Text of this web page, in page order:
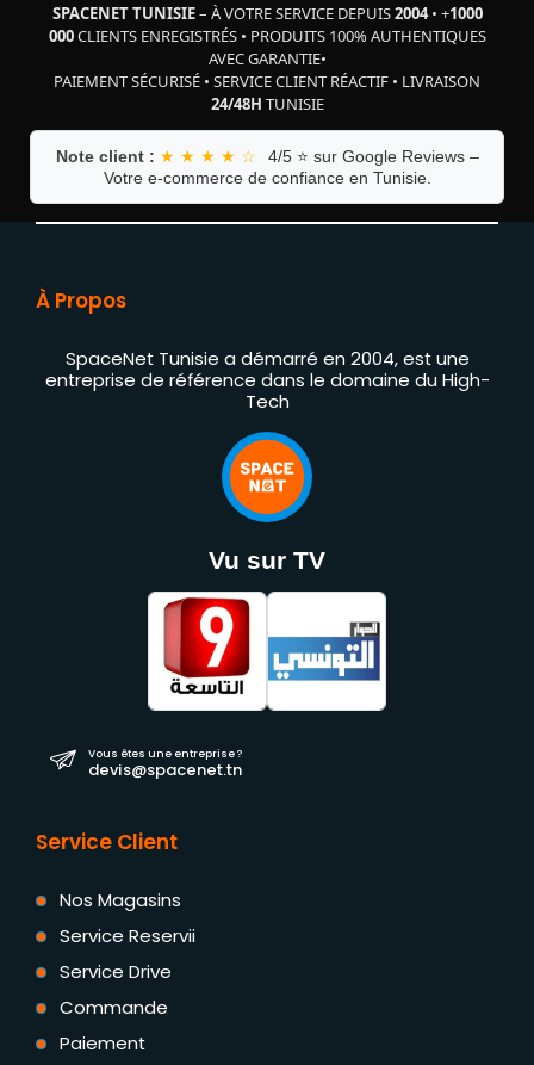
SPACENET TUNISIE– À VOTRE SERVICE DEPUIS2004• +1000
000CLIENTS ENREGISTRÉS• PRODUITS 100% AUTHENTIQUES
AVEC GARANTIE•
PAIEMENT SÉCURISÉ • SERVICE CLIENT RÉACTIF • LIVRAISON
24/48H TUNISIE
Note client : ★ ★ ★ ★ ☆
4/5 ⭐ sur Google Reviews –
Votre e-commerce de confiance en Tunisie.
À Propos
SpaceNet Tunisie a démarré en 2004, est une
entreprise de référence dans le domaine du High-
Tech
Vu sur TV
Vous êtes une entreprise ?
devis@spacenet.tn
Service Client
Nos Magasins
Service Reservii
Service Drive
Commande
Paiement